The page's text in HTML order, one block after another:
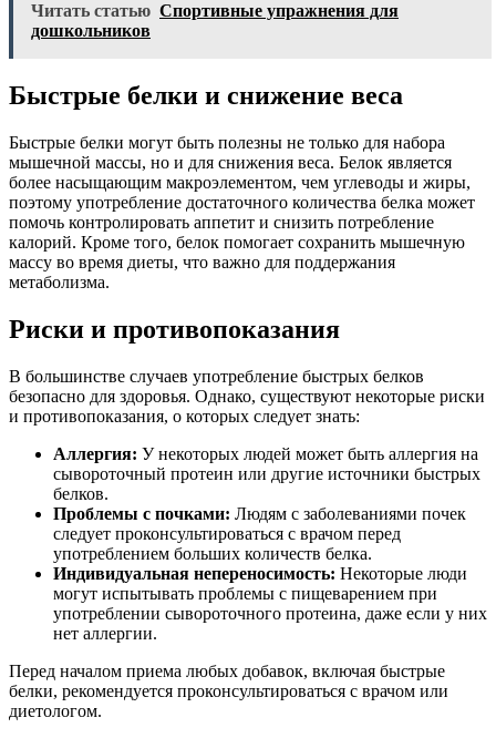
Читать статью Спортивные упражнения для
дошкольников
Быстрые белки и снижение веса
Быстрые белки могут быть полезны не только для набора
мышечной массы, но и для снижения веса. Белок является
более насыщающим макроэлементом, чем углеводы и жиры,
поэтому употребление достаточного количества белка может
помочь контролировать аппетит и снизить потребление
калорий. Кроме того, белок помогает сохранить мышечную
массу во время диеты, что важно для поддержания
метаболизма.
Риски и противопоказания
В большинстве случаев употребление быстрых белков
безопасно для здоровья. Однако, существуют некоторые риски
и противопоказания, о которых следует знать:
Аллергия: У некоторых людей может быть аллергия на
сывороточный протеин или другие источники быстрых
белков.
Проблемы с почками: Людям с заболеваниями почек
следует проконсультироваться с врачом перед
употреблением больших количеств белка.
Индивидуальная непереносимость: Некоторые люди
могут испытывать проблемы с пищеварением при
употреблении сывороточного протеина, даже если у них
нет аллергии.
Перед началом приема любых добавок, включая быстрые
белки, рекомендуется проконсультироваться с врачом или
диетологом.